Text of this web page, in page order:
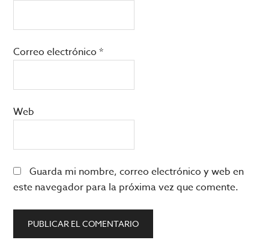
Correo electrónico*
Web
Guarda mi nombre, correo electrónico y web en
este navegador para la próxima vez que comente.